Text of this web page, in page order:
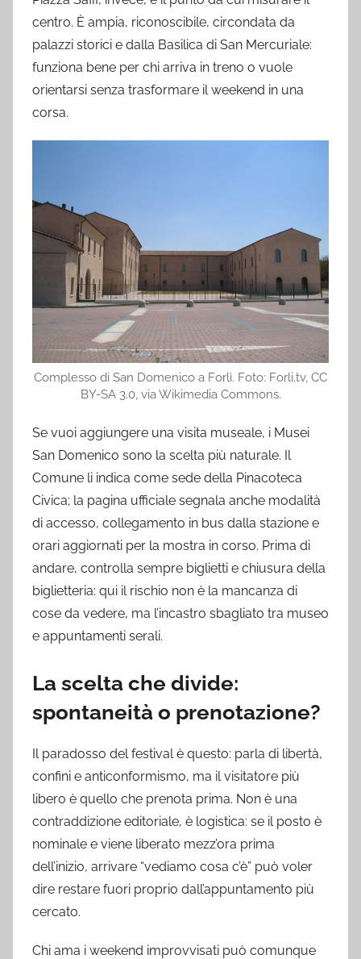
centro. È ampia, riconoscibile, circondata da
palazzi storici e dalla Basilica di San Mercuriale:
funziona bene per chi arriva in treno o vuole
orientarsi senza trasformare il weekend in una
corsa.
Complesso di San Domenico a Forlì. Foto: Forli.tv, CC
BY-SA 3.0, via Wikimedia Commons.
Se vuoi aggiungere una visita museale, i Musei
San Domenico sono la scelta più naturale. Il
Comune li indica come sede della Pinacoteca
Civica; la pagina ufficiale segnala anche modalità
di accesso, collegamento in bus dalla stazione e
orari aggiornati per la mostra in corso. Prima di
andare, controlla sempre biglietti e chiusura della
biglietteria: qui il rischio non è la mancanza di
cose da vedere, ma l’incastro sbagliato tra museo
e appuntamenti serali.
La scelta che divide:
spontaneità o prenotazione?
Il paradosso del festival è questo: parla di libertà,
confini e anticonformismo, ma il visitatore più
libero è quello che prenota prima. Non è una
contraddizione editoriale, è logistica: se il posto è
nominale e viene liberato mezz’ora prima
dell’inizio, arrivare “vediamo cosa c’è” può voler
dire restare fuori proprio dall’appuntamento più
cercato.
Chi ama i weekend improvvisati può comunque